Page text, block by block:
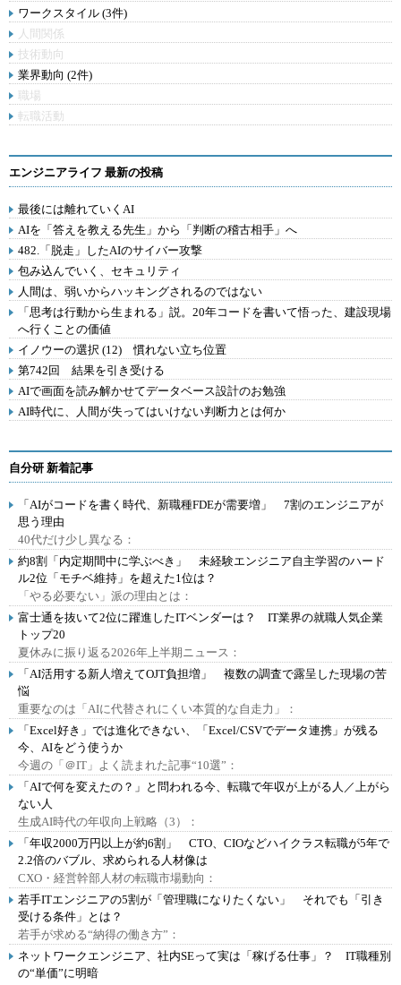
ワークスタイル (3件)
人間関係
技術動向
業界動向 (2件)
職場
転職活動
エンジニアライフ 最新の投稿
最後には離れていくAI
AIを「答えを教える先生」から「判断の稽古相手」へ
482.「脱走」したAIのサイバー攻撃
包み込んでいく、セキュリティ
人間は、弱いからハッキングされるのではない
「思考は行動から生まれる」説。20年コードを書いて悟った、建設現場
へ行くことの価値
イノウーの選択 (12) 慣れない立ち位置
第742回 結果を引き受ける
AIで画面を読み解かせてデータベース設計のお勉強
AI時代に、人間が失ってはいけない判断力とは何か
自分研 新着記事
「AIがコードを書く時代、新職種FDEが需要増」 7割のエンジニアが
思う理由
40代だけ少し異なる：
約8割「内定期間中に学ぶべき」 未経験エンジニア自主学習のハード
ル2位「モチベ維持」を超えた1位は？
「やる必要ない」派の理由とは：
富士通を抜いて2位に躍進したITベンダーは？ IT業界の就職人気企業
トップ20
夏休みに振り返る2026年上半期ニュース：
「AI活用する新人増えてOJT負担増」 複数の調査で露呈した現場の苦
悩
重要なのは「AIに代替されにくい本質的な自走力」：
「Excel好き」では進化できない、「Excel/CSVでデータ連携」が残る
今、AIをどう使うか
今週の「＠IT」よく読まれた記事“10選”：
「AIで何を変えたの？」と問われる今、転職で年収が上がる人／上がら
ない人
生成AI時代の年収向上戦略（3）：
「年収2000万円以上が約6割」 CTO、CIOなどハイクラス転職が5年で
2.2倍のバブル、求められる人材像は
CXO・経営幹部人材の転職市場動向：
若手ITエンジニアの5割が「管理職になりたくない」 それでも「引き
受ける条件」とは？
若手が求める“納得の働き方”：
ネットワークエンジニア、社内SEって実は「稼げる仕事」？ IT職種別
の“単価”に明暗